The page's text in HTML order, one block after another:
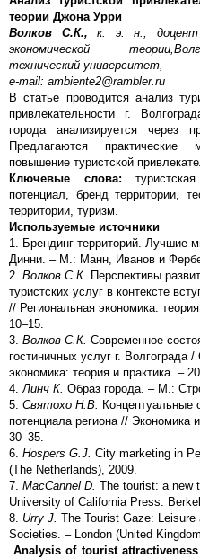
теории Джона Урри
Волков С.К.,к. э. н., доцент
экономической теории,
технический университет,
e-mail: ambiente2@rambler.ru
В статье проводится анализ
привлекательности г.
города анализируется через
Предлагаются практические
повышение туристской
Ключевые слова:
потенциал, бренд территории,
территории, туризм.
Используемые источники
1. Брендинг территорий. Лучшие
Динни. – М.: Манн, Иванов и
2. Волков С.К . Перспективы
туристских услуг в контексте
// Региональная экономика:
10–15.
3. Волков С.К. Современное
гостиничных услуг г. Волгограда
экономика: теория и практика. –
4. Линч К. Образ города. – М.:
5. Святохо Н.В. Концептуальные
потенциала региона //
30–35.
6. Hospers G.J. City marketing in
(The Netherlands), 2009.
7. MacCannel D. The tourist: a new
University of California Press:
8. Urry J. The Tourist Gaze:
Societies. – London (United
Аnalysis of tourist